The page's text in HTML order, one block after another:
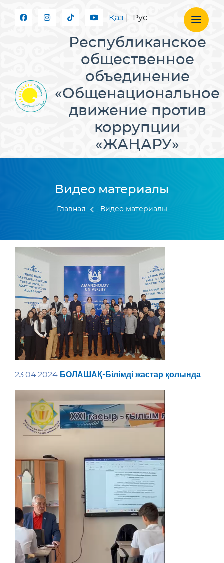
Қаз Рус
Республиканское
общественное
объединение
«Общенациональное
движение против
коррупции
«ЖАҢАРУ»
Видео материалы
Главная Видео материалы
23.04.2024 БОЛАШАҚ-Білімді жастар қолында